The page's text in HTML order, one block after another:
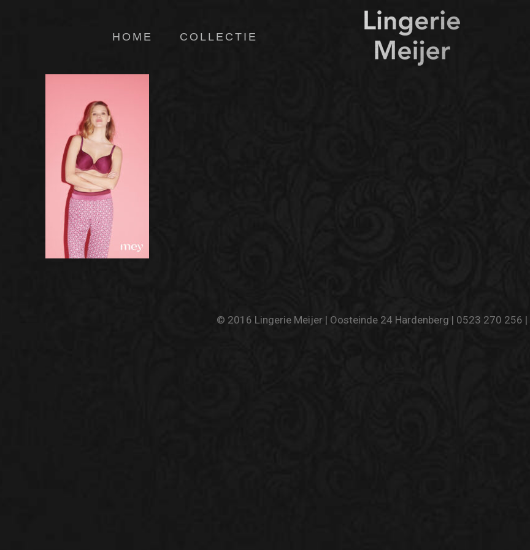
HOME COLLECTIE
© 2016 Lingerie Meijer | Oosteinde 24 Hardenberg | 0523 270 256 |